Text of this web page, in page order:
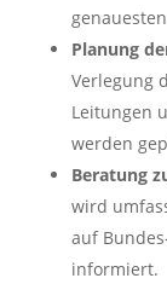
Planung
Verlegung
Leitungen
werden
Beratung
wird
auf
informiert.